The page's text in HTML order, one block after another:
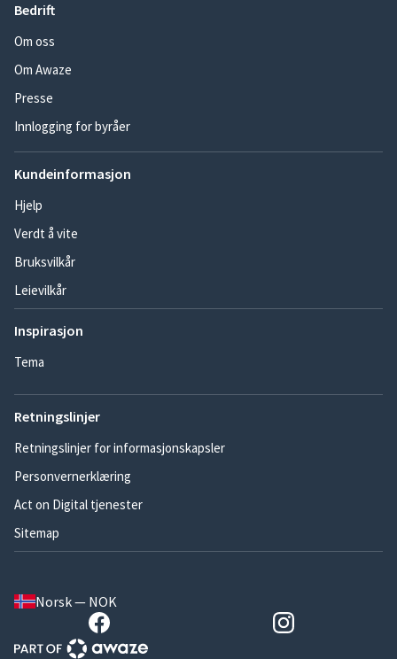
Bedrift
Om oss
Om Awaze
Presse
Innlogging for byråer
Kundeinformasjon
Hjelp
Verdt å vite
Bruksvilkår
Leievilkår
Inspirasjon
Tema
Retningslinjer
Retningslinjer for informasjonskapsler
Personvernerklæring
Act on Digital tjenester
Sitemap
Norsk — NOK